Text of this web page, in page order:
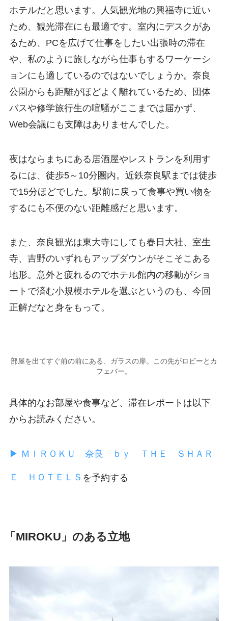
ホテルだと思います。人気観光地の興福寺に近い
ため、観光滞在にも最適です。室内にデスクがあ
るため、PCを広げて仕事をしたい出張時の滞在
や、私のように旅しながら仕事もするワーケーシ
ョンにも適しているのではないでしょうか。奈良
公園からも距離がほどよく離れているため、団体
バスや修学旅行生の喧騒がここまでは届かず、
Web会議にも支障はありませんでした。
夜はならまちにある居酒屋やレストランを利用す
るには、徒歩5～10分圏内。近鉄奈良駅までは徒歩
で15分ほどでした。駅前に戻って食事や買い物を
するにも不便のない距離感だと思います。
また、奈良観光は東大寺にしても春日大社、室生
寺、吉野のいずれもアップダウンがそこそこある
地形。意外と疲れるのでホテル館内の移動がショ
ートで済む小規模ホテルを選ぶというのも、今回
正解だなと身をもって。
部屋を出てすぐ前の前にある、ガラスの扉。この先がロビーとカ
フェバー。
具体的なお部屋や食事など、滞在レポートは以下
からお読みください。
▶ ＭＩＲＯＫＵ 奈良 ｂｙ ＴＨＥ ＳＨＡＲ
Ｅ ＨＯＴＥＬＳ を予約する
「MIROKU」のある立地